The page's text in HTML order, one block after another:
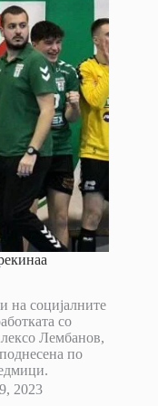
на социјалните
со
Лембанов,
по
2023